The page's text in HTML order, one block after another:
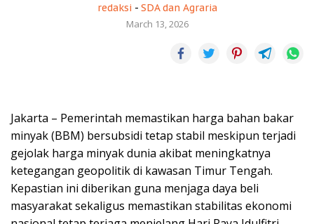
redaksi - SDA dan Agraria
March 13, 2026
Jakarta – Pemerintah memastikan harga bahan bakar
minyak (BBM) bersubsidi tetap stabil meskipun terjadi
gejolak harga minyak dunia akibat meningkatnya
ketegangan geopolitik di kawasan Timur Tengah.
Kepastian ini diberikan guna menjaga daya beli
masyarakat sekaligus memastikan stabilitas ekonomi